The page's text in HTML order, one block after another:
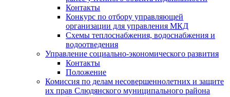
Контакты
Конкурс по отбору управляющей
организации для управления МКД
Схемы теплоснабжения, водоснабжения и
водоотведения
Управление социально-экономического развития
Контакты
Положение
Комиссия по делам несовершеннолетних и защите
их прав Слюдянского муниципального района